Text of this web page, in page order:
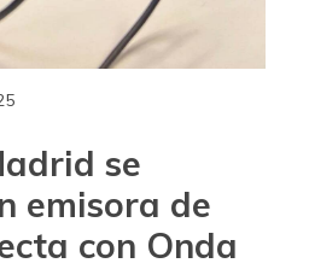
se
emisora de
con Onda